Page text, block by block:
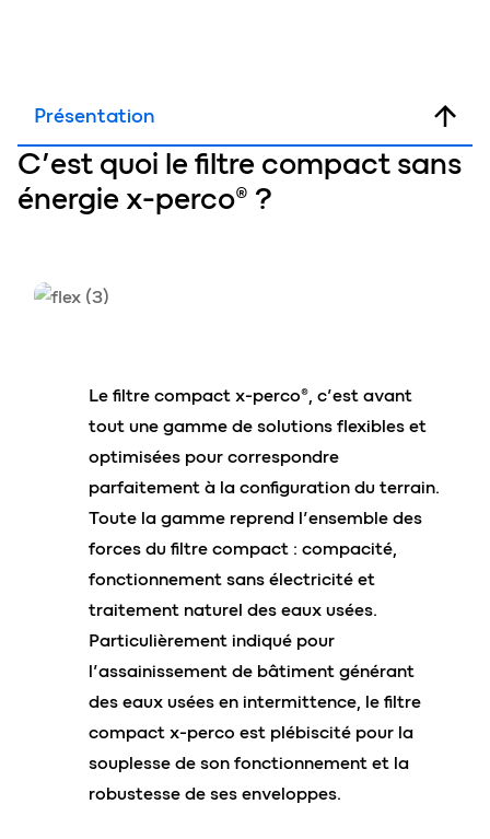
Présentation
C’est quoi lefiltre compact sans
énergie x-perco® ?
Le filtre compact x-perco®, c’est avant
tout une gamme de solutions flexibles et
optimisées pour correspondre
parfaitement à la configuration du terrain.
Toute la gamme reprend l’ensemble des
forces du filtre compact : compacité,
fonctionnement sans électricité et
traitement naturel des eaux usées.
Particulièrement indiqué pour
l’assainissement de bâtiment générant
des eaux usées en intermittence, le filtre
compact x-perco est plébiscité pour la
souplesse de son fonctionnement et la
robustesse de ses enveloppes.